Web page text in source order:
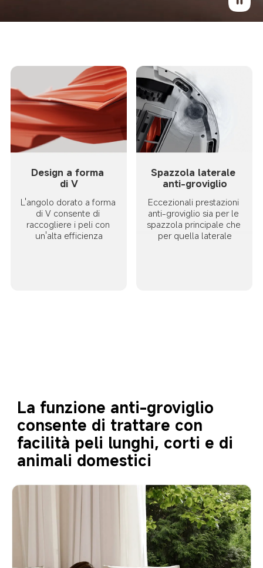
Design a forma
di V
L'angolo dorato a forma
di V consente di
raccogliere i peli con
un'alta efficienza
Spazzola laterale
anti-groviglio
Eccezionali prestazioni
anti-groviglio sia per le
spazzola principale che
per quella laterale
La funzione anti-groviglio
consente di trattare con
facilità peli lunghi, corti e di
animali domestici